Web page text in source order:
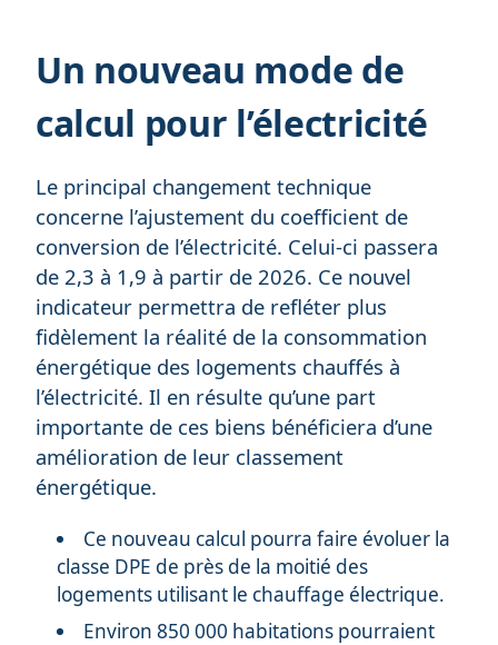
Un nouveau mode de
calcul pour l’électricité
Le principal changement technique
concerne l’ajustement du coefficient de
conversion de l’électricité. Celui-ci passera
de 2,3 à 1,9 à partir de 2026. Ce nouvel
indicateur permettra de refléter plus
fidèlement la réalité de la consommation
énergétique des logements chauffés à
l’électricité. Il en résulte qu’une part
importante de ces biens bénéficiera d’une
amélioration de leur classement
énergétique.
Ce nouveau calcul pourra faire évoluer la
classe DPE de près de la moitié des
logements utilisant le chauffage électrique.
Environ 850 000 habitations pourraient